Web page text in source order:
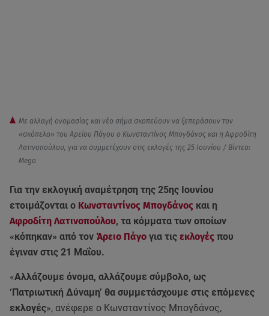
Με αλλαγή ονομασίας και νέο σήμα σκοπεύουν να ξεπεράσουν τον
«σκόπελο» του Αρείου Πάγου ο Κωνσταντίνος Μπογδάνος και η Αφροδίτη
Λατινοπούλου, για να συμμετέχουν στις εκλογές της 25 Ιουνίου / Βίντεο:
Mega
Για την εκλογική αναμέτρηση της 25ης Ιουνίου
ετοιμάζονται ο Κωνσταντίνος Μπογδάνος και η
Αφροδίτη Λατινοπούλου, τα κόμματα των οποίων
«κόπηκαν» από τον Άρειο Πάγο για τις εκλογές που
έγιναν στις 21 Μαΐου.
«Αλλάζουμε όνομα, αλλάζουμε σύμβολο, ως
‘Πατριωτική Δύναμη’ θα συμμετάσχουμε στις επόμενες
εκλογές», ανέφερε ο Κωνσταντίνος Μπογδάνος,